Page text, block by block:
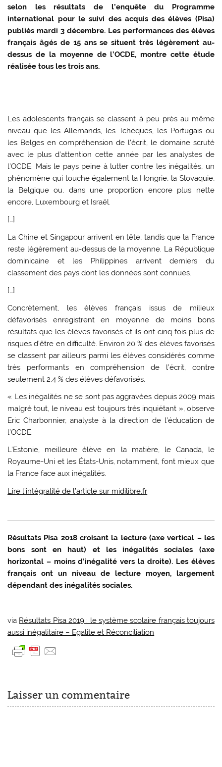
selon les résultats de l’enquête du Programme
international pour le suivi des acquis des élèves (Pisa)
publiés mardi 3 décembre. Les performances des élèves
français âgés de 15 ans se situent très légèrement au-
dessus de la moyenne de l’OCDE, montre cette étude
réalisée tous les trois ans.
Les adolescents français se classent à peu près au même
niveau que les Allemands, les Tchèques, les Portugais ou
les Belges en compréhension de l’écrit, le domaine scruté
avec le plus d’attention cette année par les analystes de
l’OCDE. Mais le pays peine à lutter contre les inégalités, un
phénomène qui touche également la Hongrie, la Slovaquie,
la Belgique ou, dans une proportion encore plus nette
encore, Luxembourg et Israël.
[…]
La Chine et Singapour arrivent en tête, tandis que la France
reste légèrement au-dessus de la moyenne. La République
dominicaine et les Philippines arrivent derniers du
classement des pays dont les données sont connues.
[…]
Concrètement, les élèves français issus de milieux
défavorisés enregistrent en moyenne de moins bons
résultats que les élèves favorisés et ils ont cinq fois plus de
risques d’être en difficulté. Environ 20 % des élèves favorisés
se classent par ailleurs parmi les élèves considérés comme
très performants en compréhension de l’écrit, contre
seulement 2,4 % des élèves défavorisés.
« Les inégalités ne se sont pas aggravées depuis 2009 mais
malgré tout, le niveau est toujours très inquiétant », observe
Eric Charbonnier, analyste à la direction de l’éducation de
l’OCDE.
L’Estonie, meilleure élève en la matière, le Canada, le
Royaume-Uni et les États-Unis, notamment, font mieux que
la France face aux inégalités.
Lire l’intégralité de l’article sur midilibre.fr
Résultats Pisa 2018 croisant la lecture (axe vertical – les
bons sont en haut) et les inégalités sociales (axe
horizontal – moins d’inégalité vers la droite). Les élèves
français ont un niveau de lecture moyen, largement
dépendant des inégalités sociales.
via Résultats Pisa 2019 : le système scolaire français toujours
aussi inégalitaire – Egalite et Réconciliation
Laisser un commentaire